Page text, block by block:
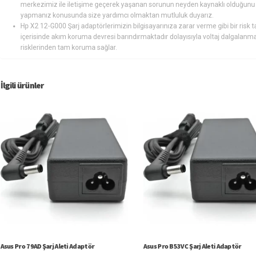
merkezimiz ile iletişime geçerek yaşanan sorunun neyden kaynaklı
yapmanız konusunda size yardımcı olmaktan mutluluk duyarız.
Hp X2 12-G000 Şarj adaptörlerimizin bilgisayarınıza zarar verme gibi bir risk
içerisinde akım koruma devresi barındırmaktadır dolayısıyla voltaj
risklerinden tam koruma sağlar.
İlgili ürünler
Asus Pro 79AD Şarj Aleti Adaptör Asus Pro B53VC Şarj Aleti Adaptör